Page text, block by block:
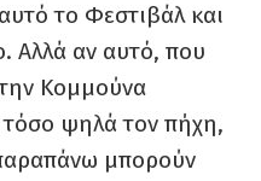
το Φεστιβάλ και
Αλλά αν αυτό, που
Κομμούνα
ψηλά τον πήχη,
μπορούν